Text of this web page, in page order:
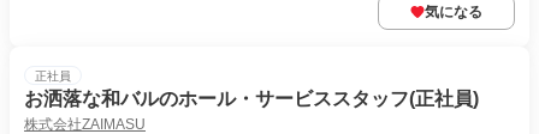
気になる
正社員
お洒落な和バルのホール・サービススタッフ(正社員)
株式会社ZAIMASU